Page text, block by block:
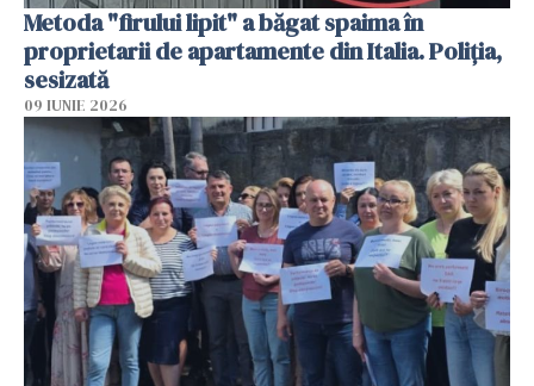
Metoda "firului lipit" a băgat spaima în
proprietarii de apartamente din Italia. Poliția,
sesizată
09 IUNIE 2026